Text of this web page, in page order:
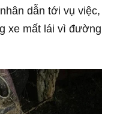
dẫn tới vụ việc,
xe mất lái vì đường